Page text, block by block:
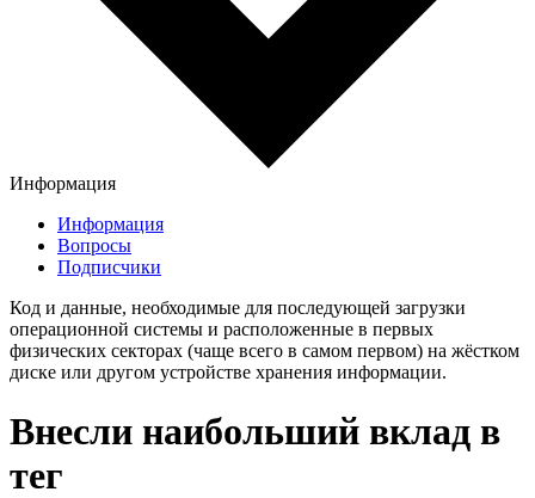
Информация
Информация
Вопросы
Подписчики
Код и данные, необходимые для последующей загрузки
операционной системы и расположенные в первых
физических секторах (чаще всего в самом первом) на жёстком
диске или другом устройстве хранения информации.
Внесли наибольший вклад в
тег